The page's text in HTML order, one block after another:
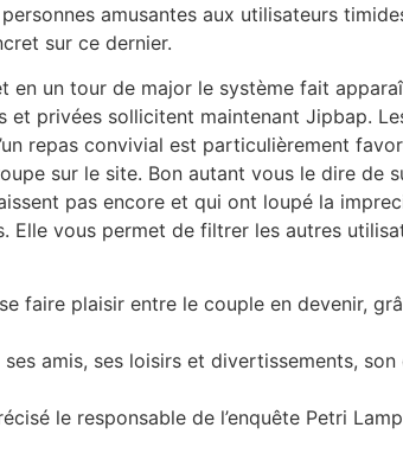
amusantes aux utilisateurs
sur ce dernier.
en un tour de major le système fait
privées sollicitent maintenant Jipbap.
repas convivial est particulièrement
sur le site. Bon autant vous le dire de
pas encore et qui ont loupé la
vous permet de filtrer les autres
faire plaisir entre le couple en devenir,
amis, ses loisirs et divertissements,
le responsable de l’enquête Petri